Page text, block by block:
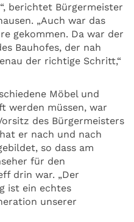
berichtet Bürgermeister
„Auch war das
gekommen. Da war der
Bauhofes, der nah
der richtige Schritt,“
Möbel und
werden müssen, war
des Bürgermeisters
er nach und nach
so dass am
für den
drin war. „Der
ist ein echtes
unserer